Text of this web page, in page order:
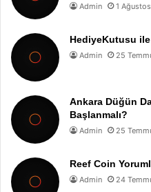
Admin 1
HediyeKutusu ile
Admin 25
Ankara Düğün
Başlanmalı?
Admin 25
Reef Coin
Admin 24